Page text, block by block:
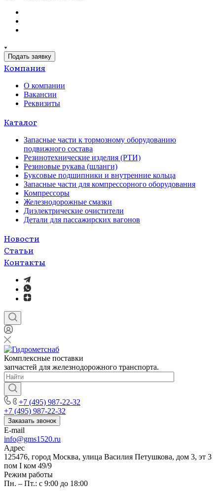
Подать заявку
Компания
О компании
Вакансии
Реквизиты
Каталог
Запасные части к тормозному оборудованию
подвижного состава
Резинотехнические изделия (РТИ)
Резиновые рукава (шланги)
Буксовые подшипники и внутренние кольца
Запасные части для компрессорного оборудования
Компрессоры
Железнодорожные смазки
Диэлектрические очистители
Детали для пассажирских вагонов
Новости
Статьи
Контакты
Комплексные поставки
запчастей для железнодорожного транспорта.
+7 (495) 987-22-32
+7 (495) 987-22-32
Заказать звонок
E-mail
info@gms1520.ru
Адрес
125476, город Москва, улица Василия Петушкова, дом 3, эт 3
пом I ком 49/9
Режим работы
Пн. – Пт.: с 9:00 до 18:00